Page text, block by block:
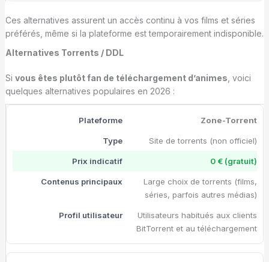
Ces alternatives assurent un accès continu à vos films et séries
préférés, même si la plateforme est temporairement indisponible.
Alternatives Torrents / DDL
Si vous êtes plutôt fan de téléchargement d’animes , voici
quelques alternatives populaires en 2026 :
Zone-Torrent
Site de torrents (non officiel)
0 € (gratuit)
Large choix de torrents (films,
séries, parfois autres médias)
Utilisateurs habitués aux clients
BitTorrent et au téléchargement